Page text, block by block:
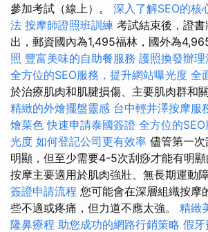
參加考試（線上）。 深入了解SEO的核
法 按摩師證照班訓練 考試結束後，證
出，郵資國內為1,495福林，國外為
照 豐富美味的自助餐服務 護照換發辦理
全方位的SEO服務，提升網站曝光度 全
於治療肌肉和肌腱損傷、主要肌肉群和
精緻的外燴擺盤靈感 台中輕井澤按摩服
燴菜色快速申請泰國簽證 全方位的
光度 如何登記公司更有效率 儘管第一
明顯，但至少需要4-5次刮痧才能有明
按摩主要適用於肌肉強壯、無長期運動
簽證申請流程 您可能會在深層組織按摩
些不適或疼痛，但力道不應太強。 精緻
隆鼻療程 助您成功的網路行銷策略 假牙